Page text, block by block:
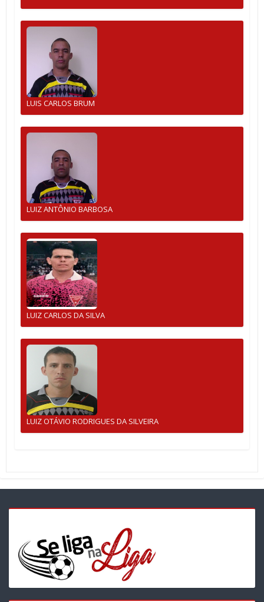
LUIS CARLOS BRUM
LUIZ ANTÔNIO BARBOSA
LUIZ CARLOS DA SILVA
LUIZ OTÁVIO RODRIGUES DA SILVEIRA